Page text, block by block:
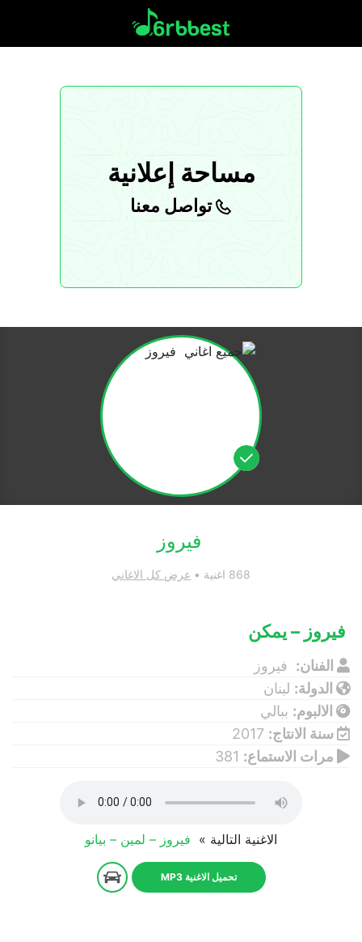
مساحة إعلانية
تواصل معنا
فيروز
868 اغنية • عرض كل الاغاني
فيروز – يمكن
الفنان:
فيروز
الدولة: لبنان
الالبوم: ببالي
سنة الانتاج: 2017
مرات الاستماع:
الاغنية التالية » فيروز – لمين – بيانو
تحميل الاغنية MP3